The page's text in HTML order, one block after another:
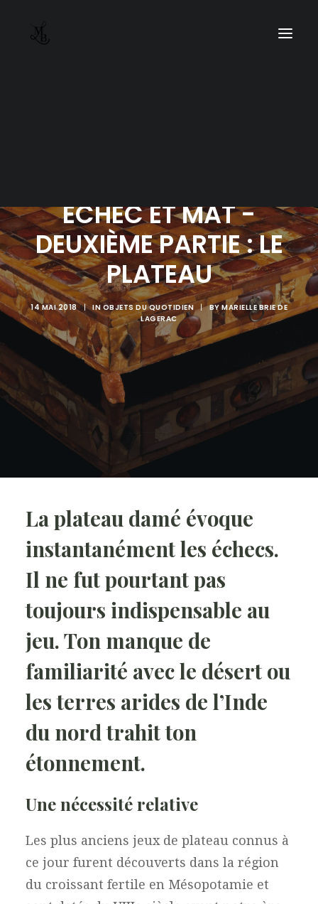
ÉCHEC ET MAT -
DEUXIÈME PARTIE : LE
PLATEAU
14 MAI 2018 | INOBJETS DU QUOTIDIEN | BYMARIELLE BRIE DE
LAGERAC
La plateau damé évoque
instantanément les échecs.
Il ne fut pourtant pas
toujours indispensable au
jeu. Ton manque de
familiarité avec le désert ou
les terres arides de l’Inde
du nord trahit ton
étonnement.
Une nécessité relative
Les plus anciens jeux de plateau connus à
ce jour furent découverts dans la région
du croissant fertile en Mésopotamie et